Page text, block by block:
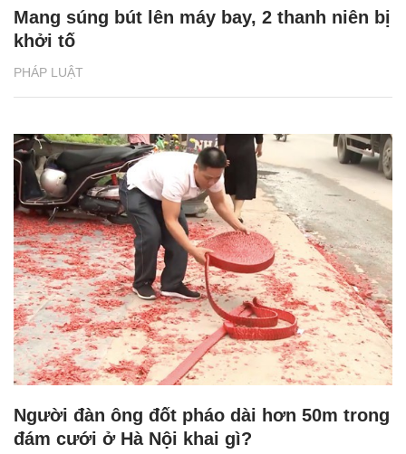
PHÁP LUẬT
Mang súng bút lên máy bay, 2 thanh niên bị
khởi tố
Người đàn ông đốt pháo dài hơn 50m trong
đám cưới ở Hà Nội khai gì?